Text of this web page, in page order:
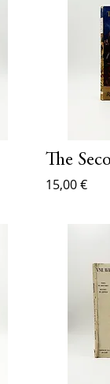
15,00 €